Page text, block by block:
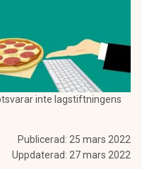
inte lagstiftningens
Publicerad: 25 mars 2022
Uppdaterad: 27 mars 2022